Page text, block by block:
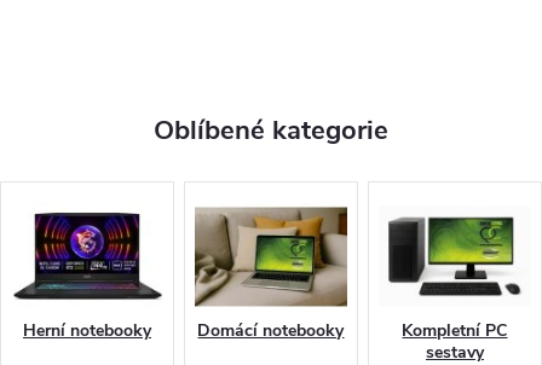
Oblíbené kategorie
Herní notebooky Domácí notebooky
Kompletní PC
sestavy